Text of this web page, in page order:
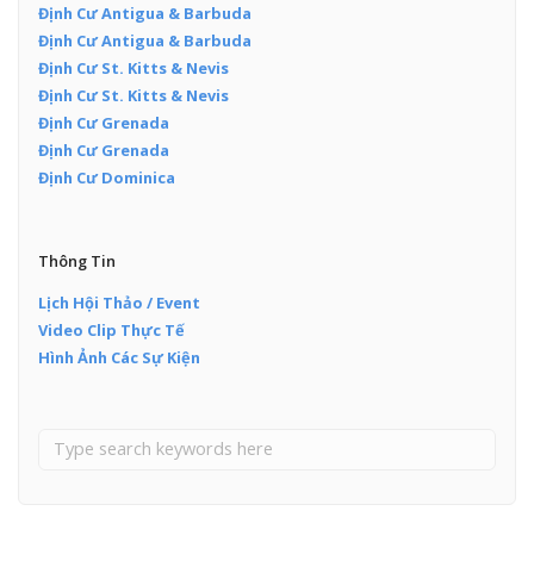
Định Cư Antigua & Barbuda
Định Cư Antigua & Barbuda
Định Cư St. Kitts & Nevis
Định Cư St. Kitts & Nevis
Định Cư Grenada
Định Cư Grenada
Định Cư Dominica
Thông Tin
Lịch Hội Thảo / Event
Video Clip Thực Tế
Hình Ảnh Các Sự Kiện